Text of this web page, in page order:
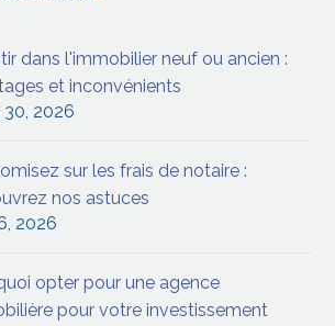
dans l'immobilier neuf ou ancien :
et inconvénients
2026
sur les frais de notaire :
nos astuces
2026
opter pour une agence
pour votre investissement